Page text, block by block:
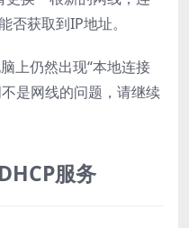
否获取到IP地址。
上仍然出现“本地连接
是网线的问题，请继续
服务